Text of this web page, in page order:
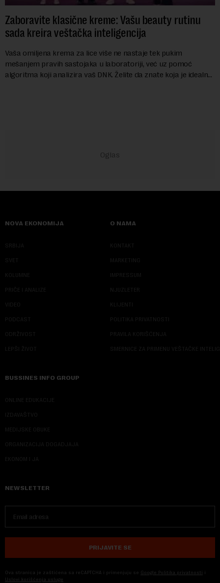
Zaboravite klasične kreme: Vašu beauty rutinu
sada kreira veštačka inteligencija
Vaša omiljena krema za lice više ne nastaje tek pukim
mešanjem pravih sastojaka u laboratoriji, već uz pomoć
algoritma koji analizira vaš DNK. Želite da znate koja je idealna
NOVA EKONOMIJA
SRBIJA
SVET
KOLUMNE
PRIČE I ANALIZE
VIDEO
PODCAST
ODRŽIVOST
LEPŠI ŽIVOT
O NAMA
KONTAKT
MARKETING
IMPRESSUM
NJUZLETER
KLIJENTI
POLITIKA PRIVATNOSTI
PRAVILA KORIŠĆENJA
SMERNICE ZA PRIMENU VEŠTAČKE
BUSSINES INFO GROUP
ONLINE EDUKACIJE
IZDAVAŠTVO
MEDIJSKE OBUKE
ORGANIZACIJA DOGADJAJA
EKONOM I JA
NEWSLETTER
PRIJAVITE SE
Ova stranica je zaštićena sa reCAPTCHA i primenjuju se Google Politika privatnosti i
Uslovi korišćenja usluge